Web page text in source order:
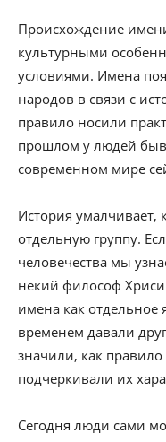
Происхождение
культурными
условиями. Имена
народов в связи с
правило носили
прошлом у людей
современном мире
История умалчивает,
отдельную группу.
человечества мы
некий философ
имена как
временем давали
значили, как
подчеркивали их
Сегодня люди сами